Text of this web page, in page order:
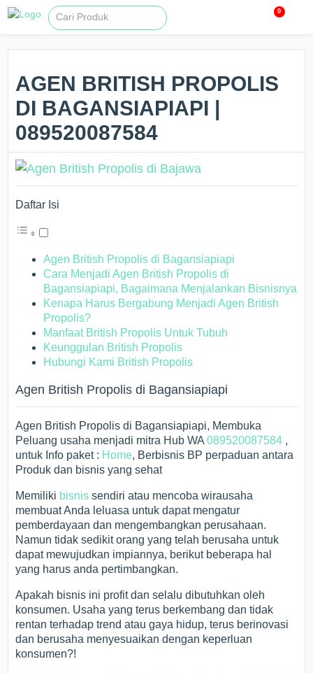
0
AGEN BRITISH PROPOLIS
DI BAGANSIAPIAPI |
089520087584
Daftar Isi
Agen British Propolis di Bagansiapiapi
Cara Menjadi Agen British Propolis di
Bagansiapiapi, Bagaimana Menjalankan Bisnisnya
Kenapa Harus Bergabung Menjadi Agen British
Propolis?
Manfaat British Propolis Untuk Tubuh
Keunggulan British Propolis
Hubungi Kami British Propolis
Agen British Propolis di Bagansiapiapi
Agen British Propolis di Bagansiapiapi, Membuka
Peluang usaha menjadi mitra Hub WA089520087584 ,
untuk Info paket : Home, Berbisnis BP perpaduan antara
Produk dan bisnis yang sehat
Memiliki bisnis sendiri atau mencoba wirausaha
membuat Anda leluasa untuk dapat mengatur
pemberdayaan dan mengembangkan perusahaan.
Namun tidak sedikit orang yang telah berusaha untuk
dapat mewujudkan impiannya, berikut beberapa hal
yang harus anda pertimbangkan.
Apakah bisnis ini profit dan selalu dibutuhkan oleh
konsumen. Usaha yang terus berkembang dan tidak
rentan terhadap trend atau gaya hidup, terus berinovasi
dan berusaha menyesuaikan dengan keperluan
konsumen?!